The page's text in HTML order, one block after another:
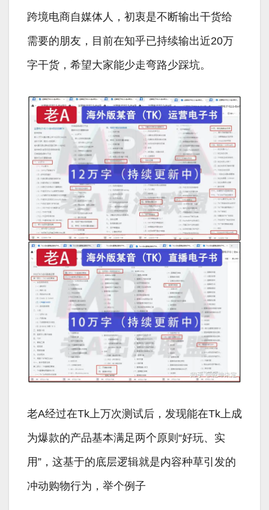
跨境电商自媒体人，初衷是不断输出干货给
需要的朋友，目前在知乎已持续输出近20万
字干货，希望大家能少走弯路少踩坑。
老A经过在Tk上万次测试后，发现能在Tk上成
为爆款的产品基本满足两个原则“好玩、实
用”，这基于的底层逻辑就是内容种草引发的
冲动购物行为，举个例子